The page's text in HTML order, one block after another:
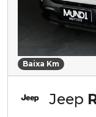
Baixa Km
Jeep